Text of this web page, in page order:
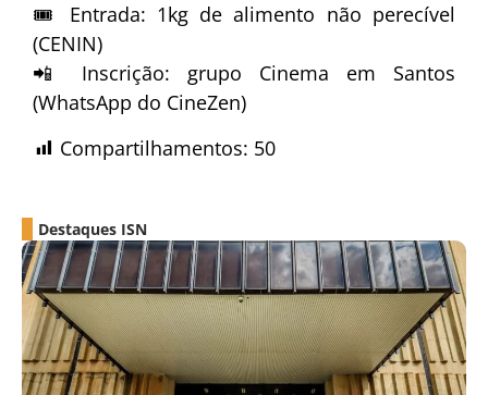
🎟 Entrada: 1kg de alimento não perecível
(CENIN)
📲 Inscrição: grupo Cinema em Santos
(WhatsApp do CineZen)
Compartilhamentos: 50
Destaques ISN